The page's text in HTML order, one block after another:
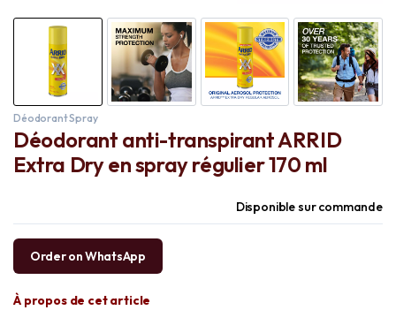
Déodorant Spray
Déodorant anti-transpirant ARRID
Extra Dry en spray régulier 170 ml
Disponible sur commande
Order on WhatsApp
À propos de cet article